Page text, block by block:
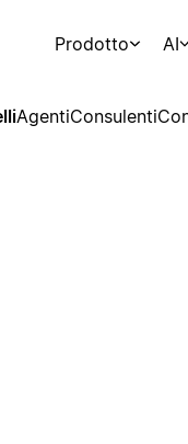
Prodotto AI
AgentiConsulenti